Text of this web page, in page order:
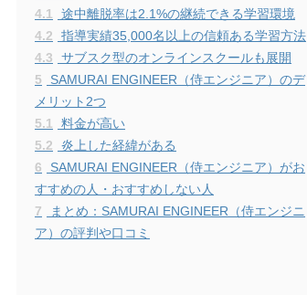
4.1
途中離脱率は2.1%の継続できる学習環境
4.2
指導実績35,000名以上の信頼ある学習方法
4.3
サブスク型のオンラインスクールも展開
5
SAMURAI ENGINEER（侍エンジニア）のデ
メリット2つ
5.1
料金が高い
5.2
炎上した経緯がある
6
SAMURAI ENGINEER（侍エンジニア）がお
すすめの人・おすすめしない人
7
まとめ：SAMURAI ENGINEER（侍エンジニ
ア）の評判や口コミ